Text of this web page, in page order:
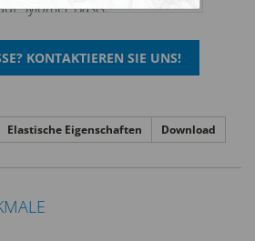
Sylomer Basis.
Elastische Eigenschaften
Download